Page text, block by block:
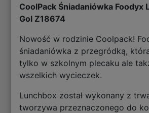
CoolPack Śniadaniówka Foodyx
Gol Z18674
Nowość w rodzinie Coolpack!
śniadaniówka z przegródką,
tylko w szkolnym plecaku ale
wszelkich wycieczek.
Lunchbox został wykonany z
tworzywa przeznaczonego do